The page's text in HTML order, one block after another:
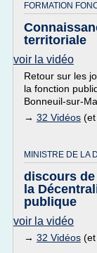
FORMATION
territoriale
voir la vidéo
Retour sur les
la fonction
Bonneuil-sur-
→ 32 Vidéos (et
MINISTRE DE LA
discours
la
publique
voir la vidéo
→ 32 Vidéos (et